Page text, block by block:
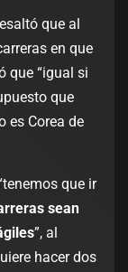
que al
en que
que “igual si
que
es Corea de
que ir
sean
”, al
hacer dos